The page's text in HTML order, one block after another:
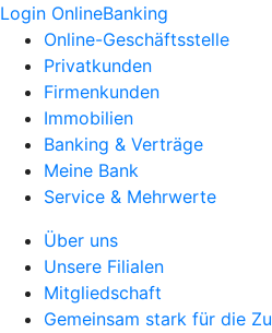
Login OnlineBanking
Online-Geschäftsstelle
Privatkunden
Firmenkunden
Immobilien
Banking & Verträge
Meine Bank
Service & Mehrwerte
Über uns
Unsere Filialen
Mitgliedschaft
Gemeinsam stark für die